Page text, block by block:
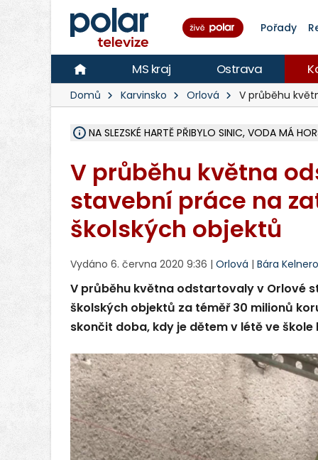
Pořady
MS kraj Ostrava
Domů Karvinsko Orlová V průběhu
NA SLEZSKÉ HARTĚ PŘIBYLO SINIC, VODA MÁ
V průběhu května
stavební práce na
školských objektů
Vydáno 6. června 2020 9:36 | Orlová | Bára
V průběhu května odstartovaly v Orlové
školských objektů za téměř 30 milionů
skončit doba, kdy je dětem v létě ve